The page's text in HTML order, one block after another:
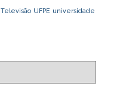
Televisão UFPE universidade